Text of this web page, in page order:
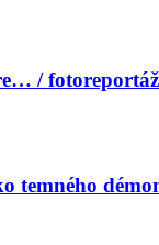
/
temného